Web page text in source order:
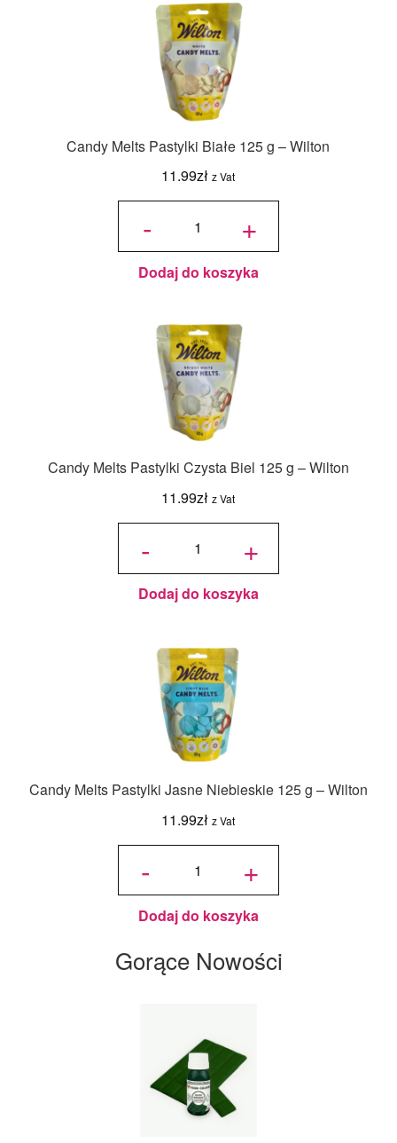
Candy Melts Pastylki Białe 125 g – Wilton
11.99zł z Vat
-
ilość
Pastylki
Białe
125 g -
Wilton +
Dodaj do koszyka
Candy Melts Pastylki Czysta Biel 125 g – Wilton
11.99zł z Vat
-
ilość
Pastylki
Czysta
Biel
125 g -
Wilton
+
Dodaj do koszyka
Candy Melts Pastylki Jasne Niebieskie 125 g – Wilton
11.99zł z Vat
-
ilość
Pastylki
Jasne
125 g -
Wilton
+
Dodaj do koszyka
Gorące Nowości